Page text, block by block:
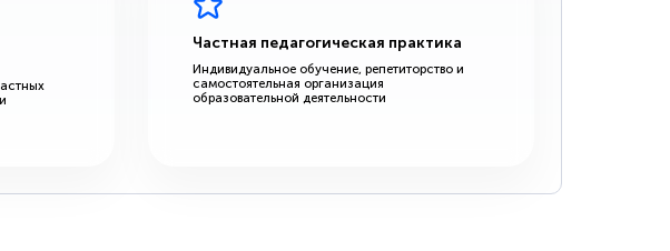
Частная педагогическая практика
Индивидуальное обучение, репетиторство и
самостоятельная организация
образовательной деятельности